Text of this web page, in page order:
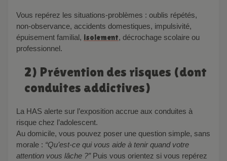
Vous repérez les situations-problèmes : oublis répétés,
non-observance, accidents domestiques, impulsivité,
épuisement familial, isolement, décrochage scolaire ou
professionnel.
2) Prévention des risques (dont
conduites addictives)
La HAS alerte sur l’exposition accrue aux conduites à
risque chez l’adolescent.
Au domicile, vous pouvez poser une question simple, sans
morale : “Qu’est-ce qui vous aide à tenir quand votre
attention vous lâche ?”Puis vous orientez si vous repérez